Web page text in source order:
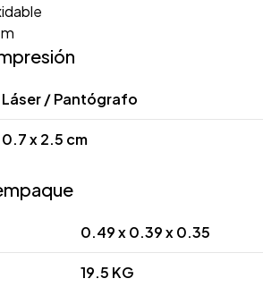
Láser / Pantógrafo
0.7 x 2.5 cm
0.49 x 0.39 x 0.35
19.5 KG